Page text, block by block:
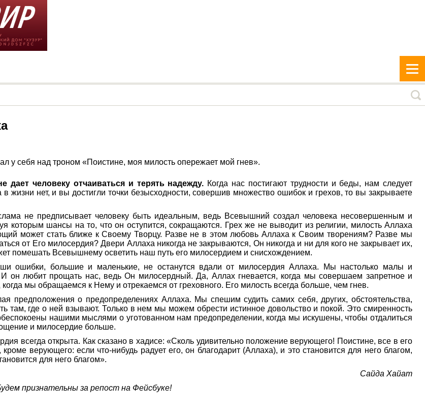
у себя над троном «Поистине, моя милость опережает мой гнев».
человеку отчаиваться и терять надежду. Когда нас постигают трудности и беды, нам следует
жизни нет, и вы достигли точки безысходности, совершив множество ошибок и грехов, то вы закрываете
не предписывает человеку быть идеальным, ведь Всевышний создал человека несовершенным и
которым шансы на то, что он оступится, сокращаются. Грех же не выводит из религии, милость Аллаха
может стать ближе к Своему Творцу. Разве не в этом любовь Аллаха к Своим творениям? Разве мы
от Его милосердия? Двери Аллаха никогда не закрываются, Он никогда и ни для кого не закрывает их,
помешать Всевышнему осветить наш путь его милосердием и снисхождением.
ошибки, большие и маленькие, не останутся вдали от милосердия Аллаха. Мы настолько малы и
И он любит прощать нас, ведь Он милосердный. Да, Аллах гневается, когда мы совершаем запретное и
мы обращаемся к Нему и отрекаемся от греховного. Его милость всегда больше, чем гнев.
о предопределениях Аллаха. Мы спешим судить самих себя, других, обстоятельства,
там, где о ней взывают. Только в нем мы можем обрести истинное довольство и покой. Это смиренность
нашими мыслями о уготованном нам предопределении, когда мы искушены, чтобы отдалиться
и милосердие больше.
всегда открыта. Как сказано в хадисе: «Сколь удивительно положение верующего! Поистине, все в его
верующего: если что-нибудь радует его, он благодарит (Аллаха), и это становится для него благом,
для него благом».
Сайда Хайат
признательны за репост на Фейсбуке!